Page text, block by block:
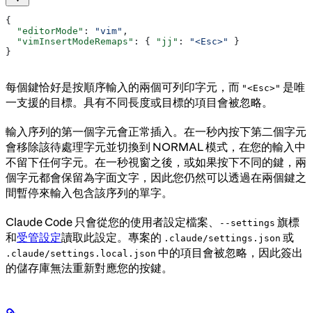
{
  "editorMode"
: "vim" ,
  "vimInsertModeRemaps"
: { "jj" : "<Esc>"
}
}
每個鍵恰好是按順序輸入的兩個可列印字元，而 "<Esc>" 是唯
一支援的目標。具有不同長度或目標的項目會被忽略。
輸入序列的第一個字元會正常插入。在一秒內按下第二個字元
會移除該待處理字元並切換到 NORMAL 模式，在您的輸入中
不留下任何字元。在一秒視窗之後，或如果按下不同的鍵，兩
個字元都會保留為字面文字，因此您仍然可以透過在兩個鍵之
間暫停來輸入包含該序列的單字。
Claude Code 只會從您的使用者設定檔案、 --settings 旗標
和受管設定讀取此設定。專案的 .claude/settings.json 或
.claude/settings.local.json 中的項目會被忽略，因此簽出
的儲存庫無法重新對應您的按鍵。